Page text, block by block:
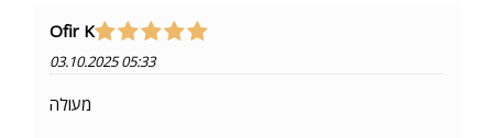
Ofir K
03.10.2025 05:33
מעולה